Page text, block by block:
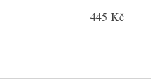
445 Kč